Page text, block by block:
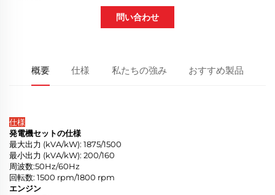
問い合わせ
概要 仕様 私たちの強み おすすめ製品
仕様
発電機セットの仕様
最大出力 (kVA/kW): 1875/1500
最小出力 (kVA/kW): 200/160
周波数:50Hz/60Hz
回転数: 1500 rpm/1800 rpm
エンジン